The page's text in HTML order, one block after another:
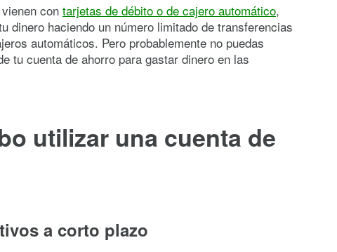
con tarjetas de débito o de cajero automático,
dinero haciendo un número limitado de transferencias
automáticos. Pero probablemente no puedas
tu cuenta de ahorro para gastar dinero en las
utilizar una cuenta de
a corto plazo